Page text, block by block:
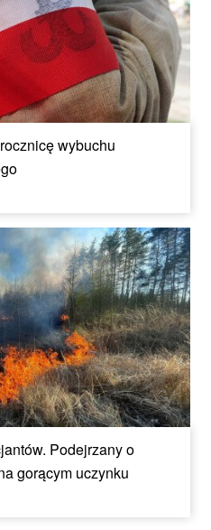
wybuchu
Podejrzany o
gorącym uczynku